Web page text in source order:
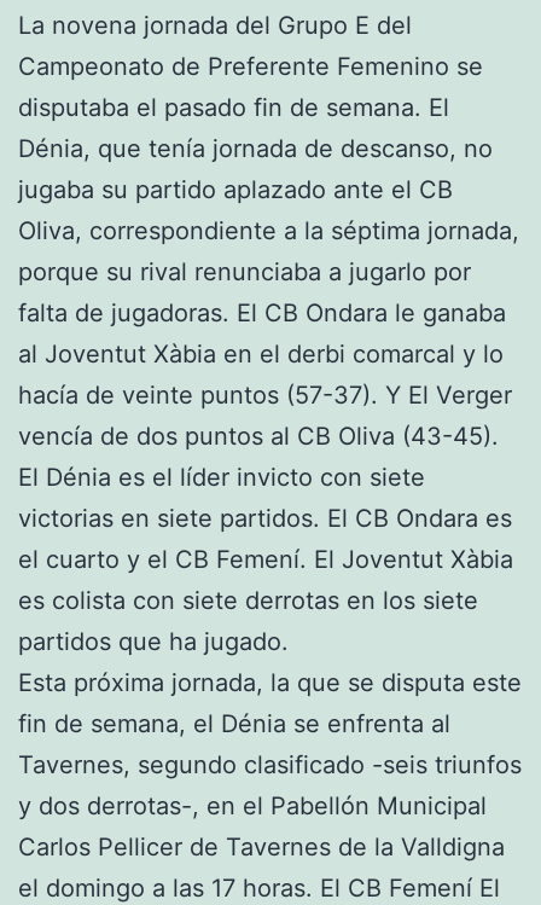
La novena jornada del Grupo E del
Campeonato de Preferente Femenino se
disputaba el pasado fin de semana. El
Dénia, que tenía jornada de descanso, no
jugaba su partido aplazado ante el CB
Oliva, correspondiente a la séptima jornada,
porque su rival renunciaba a jugarlo por
falta de jugadoras. El CB Ondara le ganaba
al Joventut Xàbia en el derbi comarcal y lo
hacía de veinte puntos (57-37). Y El Verger
vencía de dos puntos al CB Oliva (43-45).
El Dénia es el líder invicto con siete
victorias en siete partidos. El CB Ondara es
el cuarto y el CB Femení. El Joventut Xàbia
es colista con siete derrotas en los siete
partidos que ha jugado.
Esta próxima jornada, la que se disputa este
fin de semana, el Dénia se enfrenta al
Tavernes, segundo clasificado -seis triunfos
y dos derrotas-, en el Pabellón Municipal
Carlos Pellicer de Tavernes de la Valldigna
el domingo a las 17 horas. El CB Femení El